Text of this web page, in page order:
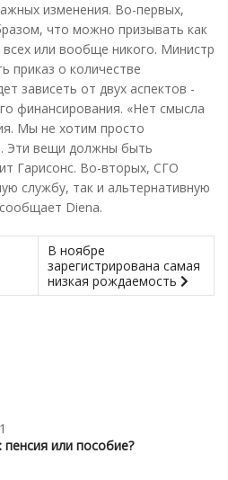
изменения. Во-первых,
что можно призывать как
или вообще никого. Министр
приказ о количестве
зависеть от двух аспектов -
финансирования. «Нет смысла
Мы не хотим просто
Эти вещи должны быть
Гарисонс. Во-вторых, СГО
службу, так и альтернативную
Diena.
В ноябре
зарегистрирована самая
низкая рождаемость
пенсия или пособие?